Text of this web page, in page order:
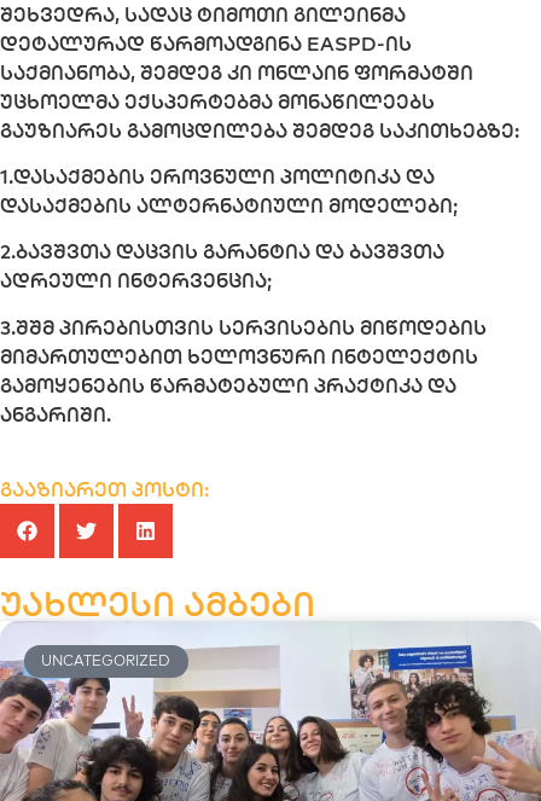
შეხვედრა, სადაც ტიმოთი გილეინმა
დეტალურად წარმოადგინა EASPD-ის
საქმიანობა, შემდეგ კი ონლაინ ფორმატში
უცხოელმა ექსპერტებმა მონაწილეებს
გაუზიარეს გამოცდილება შემდეგ საკითხებზე:
1.დასაქმების ეროვნული პოლიტიკა და
დასაქმების ალტერნატიული მოდელები;
2.ბავშვთა დაცვის გარანტია და ბავშვთა
ადრეული ინტერვენცია;
3.შშმ პირებისთვის სერვისების მიწოდების
მიმართულებით ხელოვნური ინტელექტის
გამოყენების წარმატებული პრაქტიკა და
ანგარიში.
გააზიარეთ პოსტი:
უახლესი ამბები
UNCATEGORIZED